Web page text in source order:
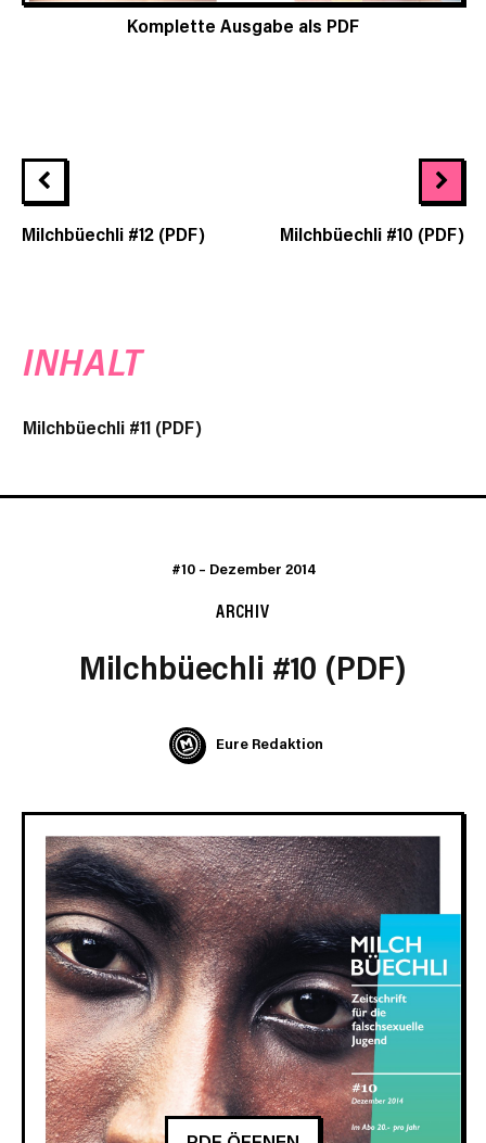
Komplette Ausgabe als PDF
Milchbüechli #12 (PDF) Milchbüechli #10 (PDF)
INHALT
Milchbüechli #11 (PDF)
#10– Dezember 2014
ARCHIV
Milchbüechli #10 (PDF)
Eure Redaktion